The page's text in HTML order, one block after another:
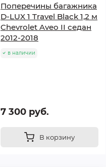
Поперечины багажника
D-LUX 1 Travel Black 1,2 м
Chevrolet Aveo II седан
2012-2018
в наличии
7 300 руб.
В корзину